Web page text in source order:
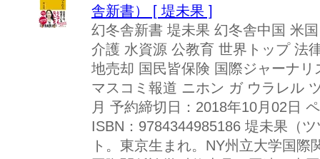
舎新書） [ 堤未果 ]
幻冬舎新書 堤未果 幻冬舎中国 米
介護 水資源 公教育 世界トップ 法
地売却 国民皆保険 国際ジャーナ
マスコミ報道 ニホン ガ ウラレル
月 予約締切日：2018年10月02日
ISBN：9784344985186 堤未果（
ト。東京生まれ。NY州立大学国